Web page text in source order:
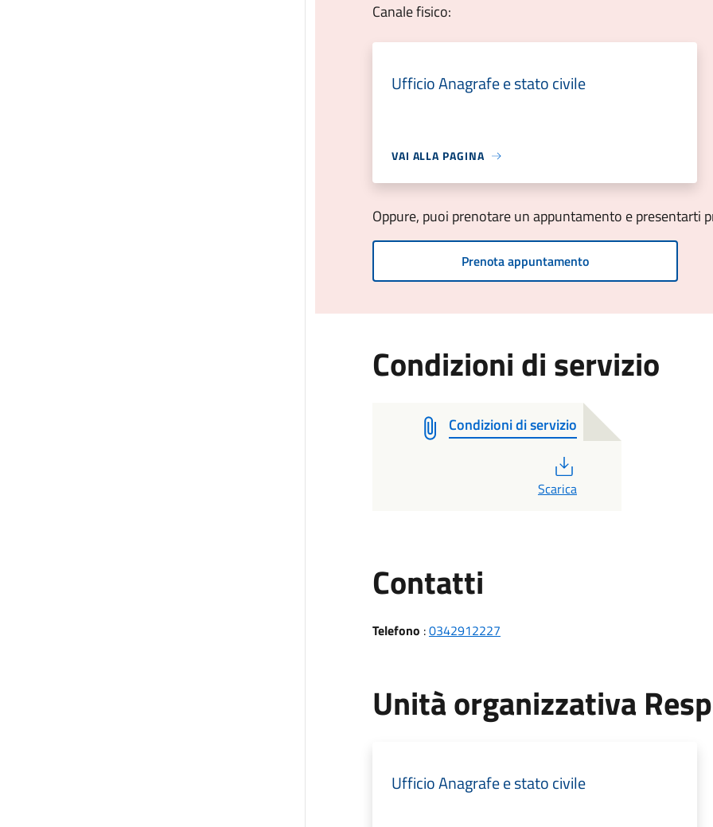
Canale fisico:
Ufficio Anagrafe e stato civile
VAI ALLA PAGINA
Oppure, puoi prenotare un appuntamento e presentarti
Prenota appuntamento
Condizioni di servizio
Condizioni di servizio
Scarica
Contatti
Telefono :0342912227
Unità organizzativa
Ufficio Anagrafe e stato civile